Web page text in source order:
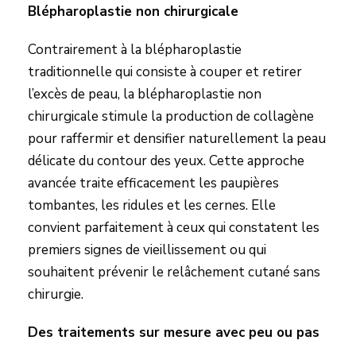
Blépharoplastie non chirurgicale
Contrairement à la blépharoplastie
traditionnelle qui consiste à couper et retirer
l’excès de peau, la blépharoplastie non
chirurgicale stimule la production de collagène
pour raffermir et densifier naturellement la peau
délicate du contour des yeux. Cette approche
avancée traite efficacement les paupières
tombantes, les ridules et les cernes. Elle
convient parfaitement à ceux qui constatent les
premiers signes de vieillissement ou qui
souhaitent prévenir le relâchement cutané sans
chirurgie.
Des traitements sur mesure avec peu ou pas